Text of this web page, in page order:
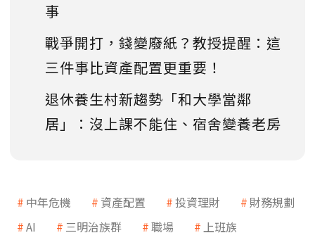
事
戰爭開打，錢變廢紙？教授提醒：這
三件事比資產配置更重要！
退休養生村新趨勢「和大學當鄰
居」：沒上課不能住、宿舍變養老房
中年危機 資產配置 投資理財
財務規劃
AI
三明治族群 職場 上班族